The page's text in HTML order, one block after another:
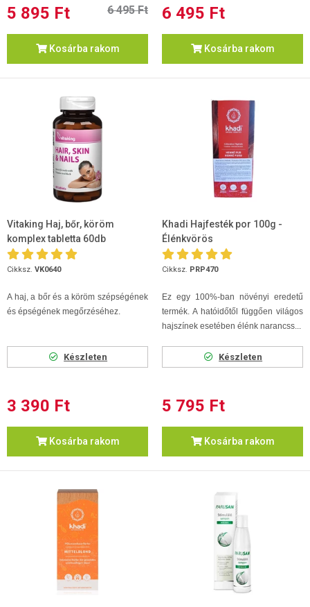
5 895 Ft 6 495 Ft
Kosárba rakom
6 495 Ft
Kosárba rakom
Vitaking Haj, bőr, köröm
komplex tabletta 60db
Cikksz. VK0640
A haj, a bőr és a köröm szépségének
és épségének megőrzéséhez.
Készleten
3 390 Ft
Kosárba rakom
Khadi Hajfesték por 100g -
Élénkvörös
Cikksz. PRP470
Ez egy 100%-ban növényi eredetű
termék. A hatóidőtől függően világos
hajszínek esetében élénk narancss...
Készleten
5 795 Ft
Kosárba rakom